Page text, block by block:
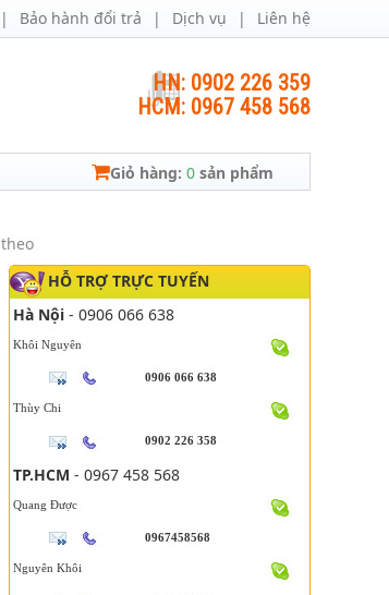
Bảo hành đổi trả Dịch vụ Liên hệ
HN: 0902 226 359
HCM: 0967 458 568
Giỏ hàng: 0 sản phẩm
theo
HỖ TRỢ TRỰC TUYẾN
Hà Nội - 0906 066 638
Khôi Nguyên
0906 066 638
Thùy Chi
0902 226 358
TP.HCM - 0967 458 568
Quang Được
0967458568
Nguyên Khôi